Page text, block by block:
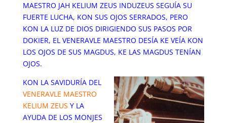
MAESTRO JAH KELIUM ZEUS INDUZEUS SEGUÍA SU
FUERTE LUCHA, KON SUS OJOS SERRADOS, PERO
KON LA LUZ DE DIOS DIRIGIENDO SUS PASOS POR
DOKIER, EL VENERAVLE MAESTRO DESÍA KE VEÍA KON
LOS OJOS DE SUS MAGDUS, KE LAS MAGDUS TENÍAN
OJOS.
KON LA SAVIDURÍA DEL
VENERAVLE MAESTRO
KELIUM ZEUS Y LA
AYUDA DE LOS MONJES